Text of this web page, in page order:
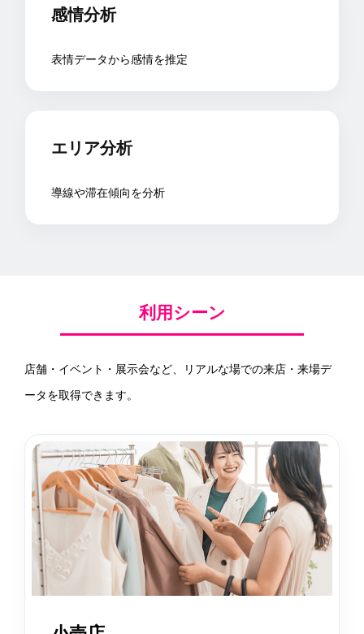
感情分析
表情データから感情を推定
エリア分析
導線や滞在傾向を分析
利用シーン
店舗・イベント・展示会など、リアルな場での来店・来場デ
ータを取得できます。